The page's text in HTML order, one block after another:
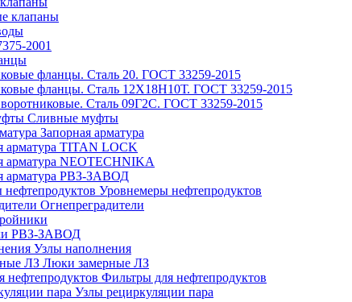
клапаны
2001
фланцы. Сталь 20. ГОСТ 33259-2015
фланцы. Сталь 12Х18Н10Т. ГОСТ 33259-2015
Сталь 09Г2С. ГОСТ 33259-2015
Сливные муфты
Запорная арматура
арматура TITAN LOCK
арматура NEOTECHNIKA
арматура РВЗ-ЗАВОД
Уровнемеры нефтепродуктов
Огнепреградители
РВЗ-ЗАВОД
Узлы наполнения
Люки замерные ЛЗ
Фильтры для нефтепродуктов
Узлы рециркуляции пара